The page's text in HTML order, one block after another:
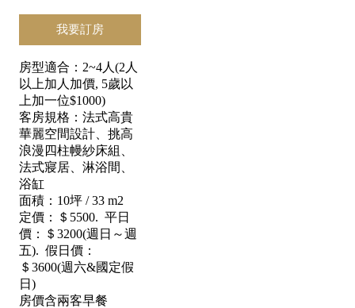
我要訂房
房型適合：2~4人(2人
以上加人加價, 5歲以
上加一位$1000)
客房規格：法式高貴
華麗空間設計、挑高
浪漫四柱幔紗床組、
法式寢居、淋浴間、
浴缸
面積：10坪 / 33 m2
定價：＄5500. 平日
價：＄3200(週日～週
五). 假日價：
＄3600(週六&國定假
日)
房價含兩客早餐